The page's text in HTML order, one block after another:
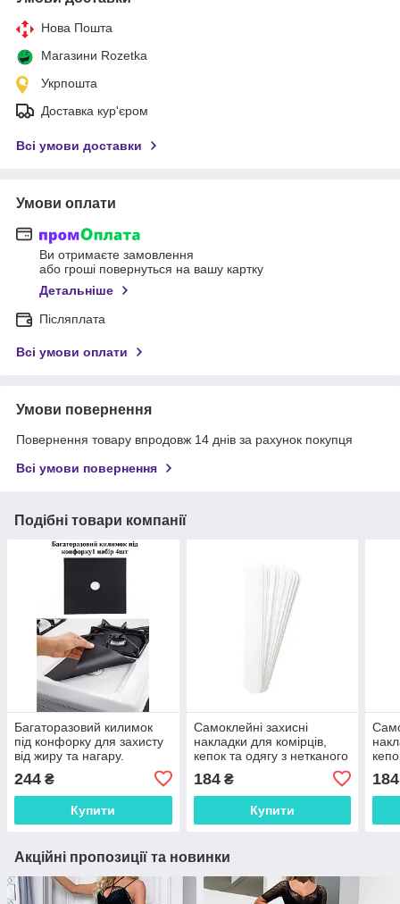
Нова Пошта
Магазини Rozetka
Укрпошта
Доставка кур'єром
Всі умови доставки
Умови оплати
Ви отримаєте замовлення
або гроші повернуться на вашу картку
Детальніше
Післяплата
Всі умови оплати
Умови повернення
Повернення товару впродовж 14 днів за рахунок покупця
Всі умови повернення
Подібні товари компанії
Багаторазовий килимок
під конфорку для захисту
від жиру та нагару.
плити антипригарна
27×27 см чорна 1 набір
244 ₴
Купити
Самоклейні захисні
накладки для комірців,
кепок та одягу з нетканого
см, 10 шт 29818
184₴
Купити
см,
184
Акційні пропозиції та новинки